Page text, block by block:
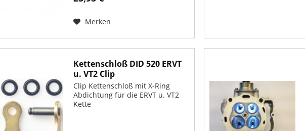
Merken
Kettenschloß DID 520 ERVT
u. VT2 Clip
Clip Kettenschloß mit X-Ring
Abdichtung für die ERVT u. VT2
Kette